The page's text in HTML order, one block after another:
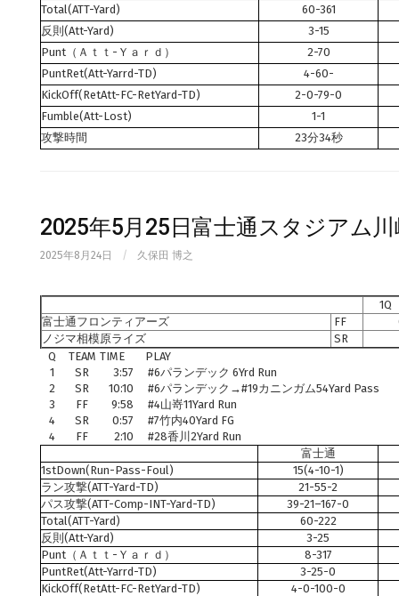
Total(ATT-Yard)
60-361
反則(Att-Yard)
3-15
Punt（Ａｔｔ-Ｙａｒｄ）
2-70
PuntRet(Att-Yarrd-TD)
4-60-
KickOff(RetAtt-FC-RetYard-TD)
2-0-79-0
Fumble(Att-Lost)
1-1
攻撃時間
23分34秒
2025年5月25日富士通スタジアム
2025年8月24日 / 久保田 博之
1Q
富士通フロンティアーズ
FF
ノジマ相模原ライズ
SR
Q
TEAM TIME
PLAY
1
SR 3:57 #6パランデック 6Yrd Run
2
SR 10:10 #6パランデック→#19カニンガム54Yard Pass
3
FF 9:58 #4山嵜11Yard Run
4
SR 0:57 #7竹内40Yard FG
4
FF 2:10 #28香川2Yard Run
富士通
1stDown(Run-Pass-Foul)
15(4-10-1)
ラン攻撃(ATT-Yard-TD)
21-55-2
パス攻撃(ATT-Comp-INT-Yard-TD)
39-21–167-0
Total(ATT-Yard)
60-222
反則(Att-Yard)
3-25
Punt（Ａｔｔ-Ｙａｒｄ）
8-317
PuntRet(Att-Yarrd-TD)
3-25-0
KickOff(RetAtt-FC-RetYard-TD)
4-0-100-0